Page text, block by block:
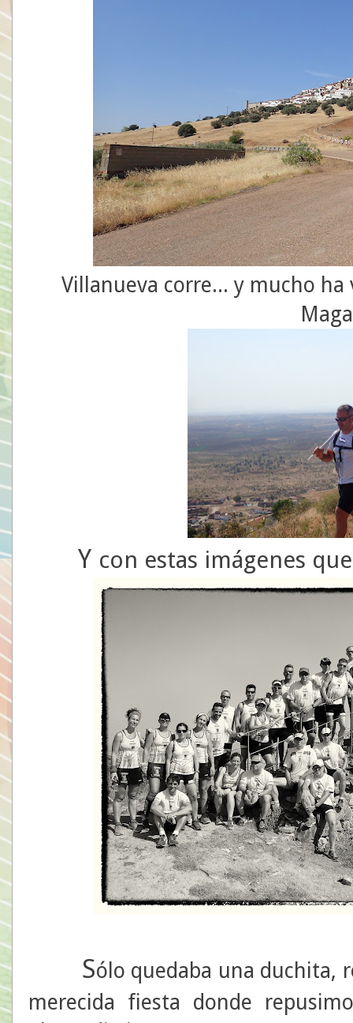
Villanueva corre... y mucho
Y con estas imágenes
Sólo quedaba una duchita,
merecida fiesta donde